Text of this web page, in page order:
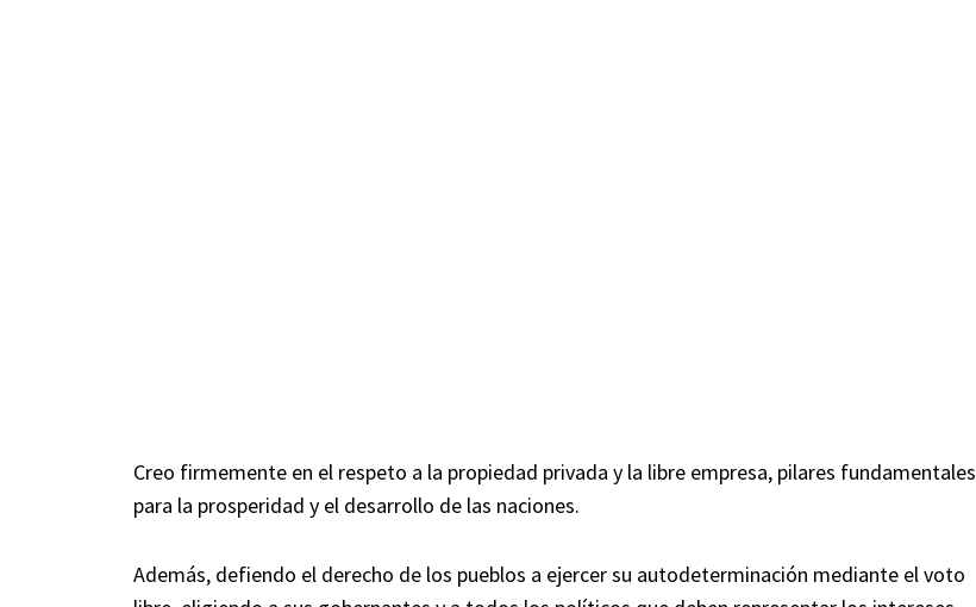
Creo firmemente en el respeto a la propiedad privada y la libre empresa, pilares fundamentales
para la prosperidad y el desarrollo de las naciones.
Además, defiendo el derecho de los pueblos a ejercer su autodeterminación mediante el voto